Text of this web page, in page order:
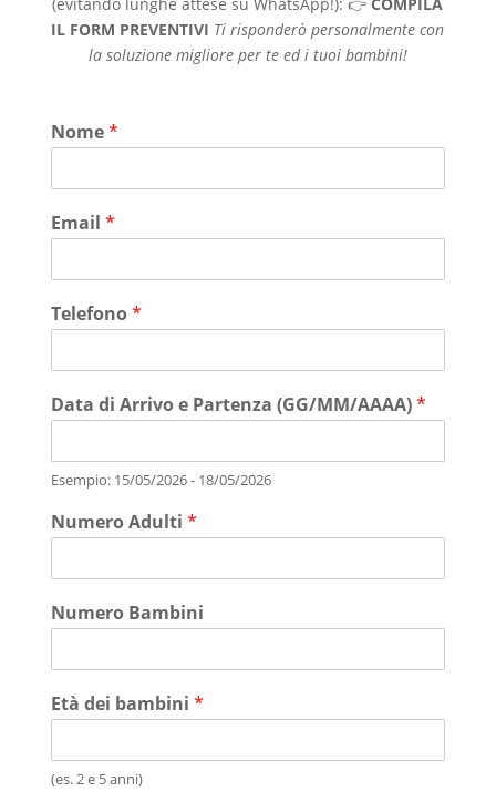
(evitando lunghe attese su WhatsApp!): 👉 COMPILA
IL FORM PREVENTIVI Ti risponderò personalmente con
la soluzione migliore per te ed i tuoi bambini!
Nome*
Email *
Telefono*
Data di Arrivo e Partenza (GG/MM/AAAA)*
Esempio: 15/05/2026 - 18/05/2026
Numero Adulti *
Numero Bambini
Età dei bambini *
(es. 2 e 5 anni)